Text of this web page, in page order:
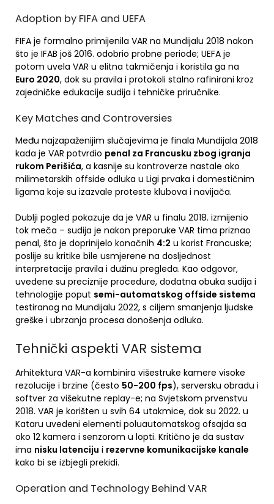
Adoption by FIFA and UEFA
FIFA je formalno primijenila VAR na Mundijalu 2018 nakon
što je IFAB još 2016. odobrio probne periode; UEFA je
potom uvela VAR u elitna takmičenja i koristila ga na
Euro 2020, dok su pravila i protokoli stalno rafinirani kroz
zajedničke edukacije sudija i tehničke priručnike.
Key Matches and Controversies
Među najzapaženijim slučajevima je finala Mundijala 2018
kada je VAR potvrdio penal za Francusku zbog igranja
rukom Perišića, a kasnije su kontroverze nastale oko
milimetarskih offside odluka u Ligi prvaka i domestičnim
ligama koje su izazvale proteste klubova i navijača.
Dublji pogled pokazuje da je VAR u finalu 2018. izmijenio
tok meča – sudija je nakon preporuke VAR tima priznao
penal, što je doprinijelo konačnih 4:2 u korist Francuske;
poslije su kritike bile usmjerene na dosljednost
interpretacije pravila i dužinu pregleda. Kao odgovor,
uvedene su preciznije procedure, dodatna obuka sudija i
tehnologije poput semi-automatskog offside sistema
testiranog na Mundijalu 2022, s ciljem smanjenja ljudske
greške i ubrzanja procesa donošenja odluka.
Tehnički aspekti VAR sistema
Arhitektura VAR-a kombinira višestruke kamere visoke
rezolucije i brzine (često 50-200 fps), serversku obradu i
softver za višekutne replay-e; na Svjetskom prvenstvu
2018. VAR je korišten u svih 64 utakmice, dok su 2022. u
Kataru uvedeni elementi poluautomatskog ofsajda sa
oko 12 kamera i senzorom u lopti. Kritično je da sustav
ima nisku latenciju i rezervne komunikacijske kanale
kako bi se izbjegli prekidi.
Operation and Technology Behind VAR